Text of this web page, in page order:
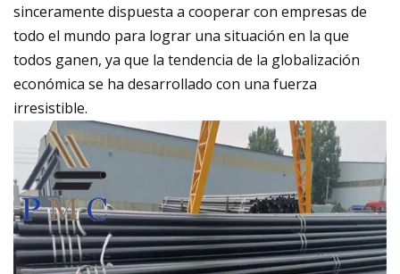
sinceramente dispuesta a cooperar con empresas de
todo el mundo para lograr una situación en la que
todos ganen, ya que la tendencia de la globalización
económica se ha desarrollado con una fuerza
irresistible.